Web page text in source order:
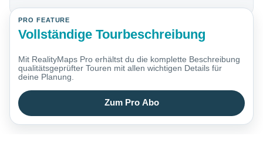
PRO FEATURE
Vollständige Tourbeschreibung
Mit RealityMaps Pro erhältst du die komplette Beschreibung
qualitätsgeprüfter Touren mit allen wichtigen Details für
deine Planung.
Zum Pro Abo